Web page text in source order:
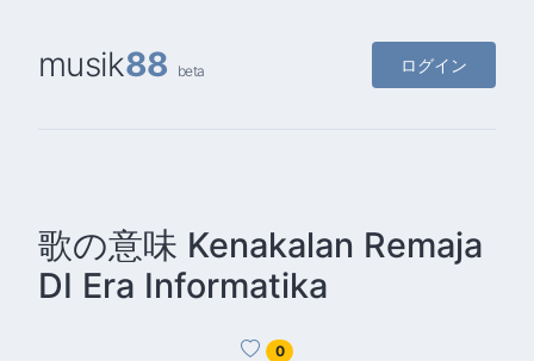
musik88 beta ログイン
歌の意味 Kenakalan Remaja
DI Era Informatika
0